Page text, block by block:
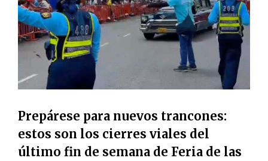
Prepárese para nuevos trancones:
estos son los cierres viales del
último fin de semana de Feria de las